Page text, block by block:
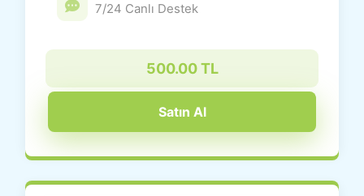
7/24 Canlı Destek
500.00 TL
Satın Al